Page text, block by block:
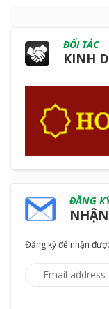
ĐỐI TÁC
KINH
ĐĂNG
Đăng ký để nhận